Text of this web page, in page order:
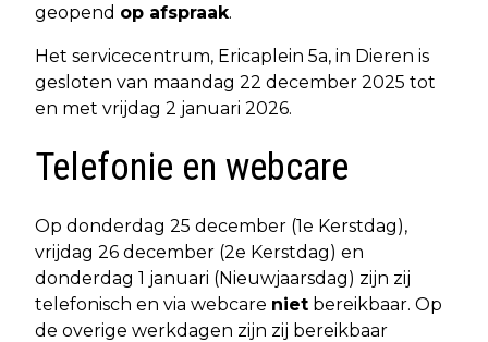
geopend op afspraak.
Het servicecentrum, Ericaplein 5a, in Dieren is
gesloten van maandag 22 december 2025 tot
en met vrijdag 2 januari 2026.
Telefonie en webcare
Op donderdag 25 december (1e Kerstdag),
vrijdag 26 december (2e Kerstdag) en
donderdag 1 januari (Nieuwjaarsdag) zijn zij
telefonisch en via webcare niet bereikbaar. Op
de overige werkdagen zijn zij bereikbaar